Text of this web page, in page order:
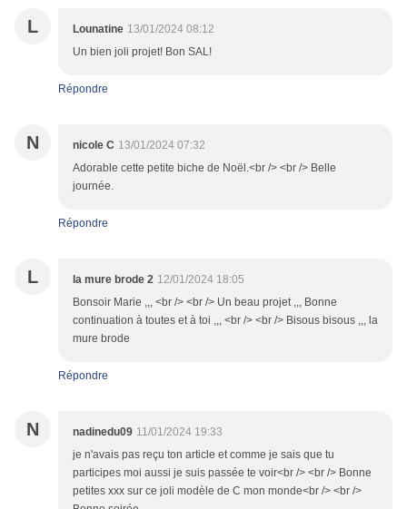
L Lounatine 13/01/2024 08:12
Un bien joli projet! Bon SAL!
Répondre
N nicole C 13/01/2024 07:32
Adorable cette petite biche de Noël.<br /> <br /> Belle
journée.
Répondre
L la mure brode 2 12/01/2024 18:05
Bonsoir Marie ,,, <br /> <br /> Un beau projet ,,, Bonne
continuation à toutes et à toi ,,, <br /> <br /> Bisous bisous ,,, la
mure brode
Répondre
N nadinedu09 11/01/2024 19:33
je n'avais pas reçu ton article et comme je sais que tu
participes moi aussi je suis passée te voir<br /> <br /> Bonne
petites xxx sur ce joli modèle de C mon monde<br /> <br />